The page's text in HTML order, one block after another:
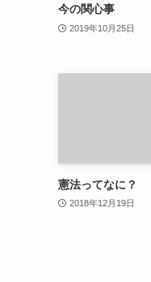
今の関心事
2019年10月25日
憲法ってなに？
2018年12月19日